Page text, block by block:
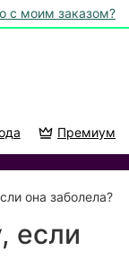
с моим заказом?
Премиум
она заболела?
если